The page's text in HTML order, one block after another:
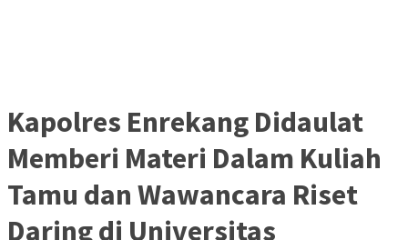
Kapolres Enrekang Didaulat
Memberi Materi Dalam Kuliah
Tamu dan Wawancara Riset
Daring di Universitas